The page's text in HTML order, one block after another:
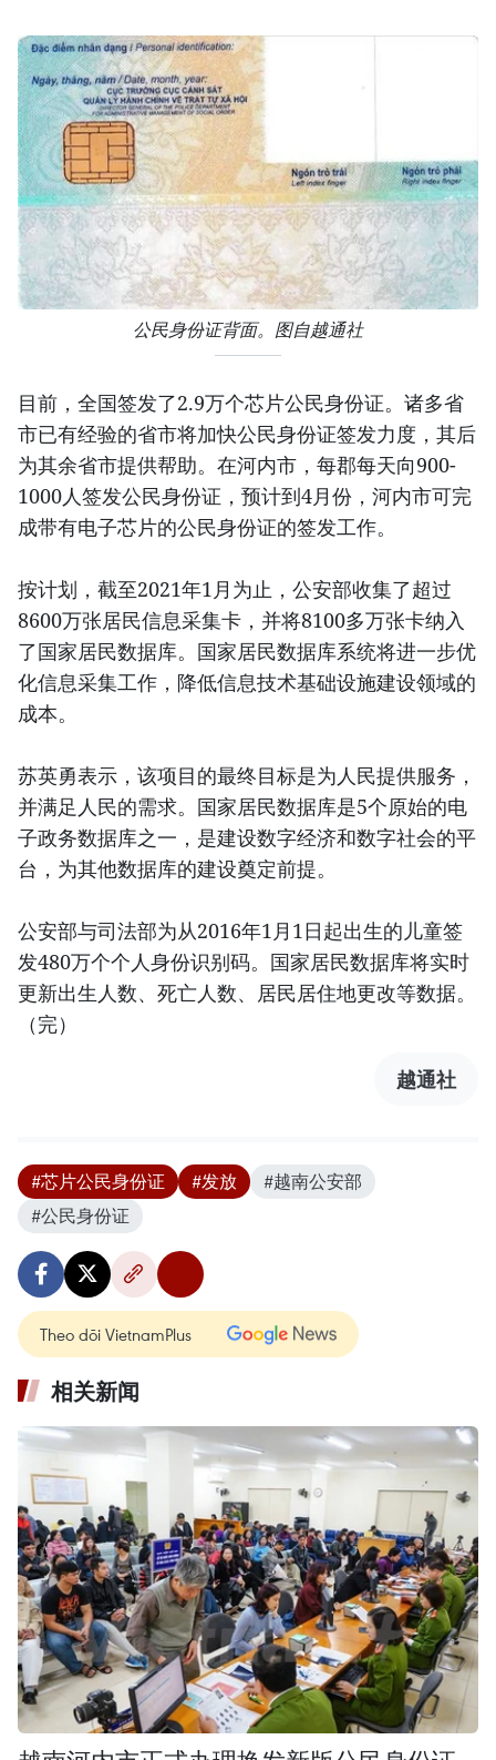
公民身份证背面。图自越通社
目前，全国签发了2.9万个芯片公民身份证。诸多省
市已有经验的省市将加快公民身份证签发力度，其后
为其余省市提供帮助。在河内市，每郡每天向900-
1000人签发公民身份证，预计到4月份，河内市可完
成带有电子芯片的公民身份证的签发工作。
按计划，截至2021年1月为止，公安部收集了超过
8600万张居民信息采集卡，并将8100多万张卡纳入
了国家居民数据库。国家居民数据库系统将进一步优
化信息采集工作，降低信息技术基础设施建设领域的
成本。
苏英勇表示，该项目的最终目标是为人民提供服务，
并满足人民的需求。国家居民数据库是5个原始的电
子政务数据库之一，是建设数字经济和数字社会的平
台，为其他数据库的建设奠定前提。
公安部与司法部为从2016年1月1日起出生的儿童签
发480万个个人身份识别码。国家居民数据库将实时
更新出生人数、死亡人数、居民居住地更改等数据。
（完）
越通社
#芯片公民身份证 #发放
#越南公安部
#公民身份证
Theo dõi VietnamPlus
相关新闻